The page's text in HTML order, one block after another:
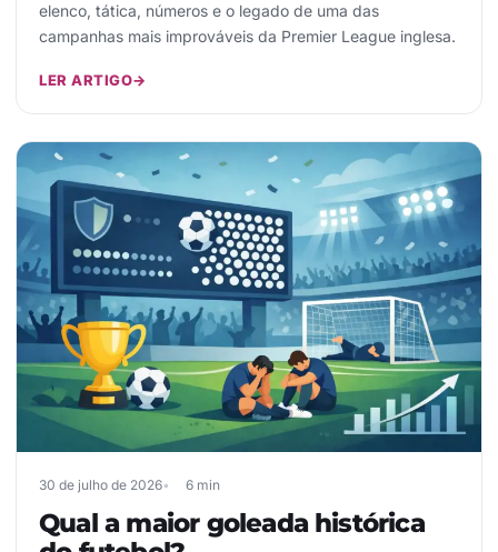
elenco, tática, números e o legado de uma das
campanhas mais improváveis da Premier League inglesa.
LER ARTIGO→
30 de julho de 2026 6 min
Qual a maior goleada histórica